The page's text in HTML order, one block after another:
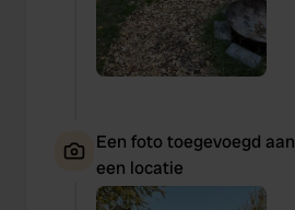
Een foto toegevoegd aan
een locatie